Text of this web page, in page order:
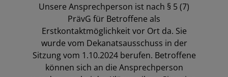
Unsere Ansprechperson ist nach § 5 (7)
PrävG für Betroffene als
Erstkontaktmöglichkeit vor Ort da. Sie
wurde vom Dekanatsausschuss in der
Sitzung vom 1.10.2024 berufen. Betroffene
können sich an die Ansprechperson